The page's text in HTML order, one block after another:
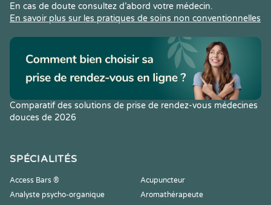
En cas de doute consultez d’abord votre médecin.
En savoir plus sur les pratiques de soins non conventionnelles
Comparatif des solutions de prise de rendez-vous médecines
douces de 2026
SPÉCIALITÉS
Access Bars ®
Acupuncteur
Analyste psycho-organique
Aromathérapeute